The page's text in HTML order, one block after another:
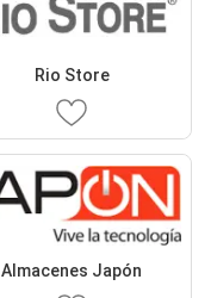
Rio Store
Almacenes Japón